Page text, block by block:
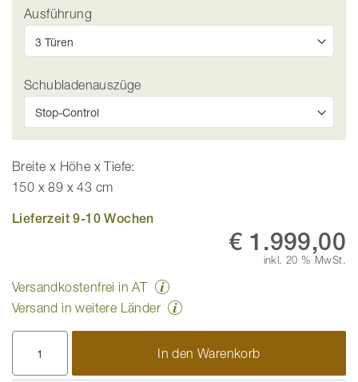
Ausführung
Schubladenauszüge
Breite x Höhe x Tiefe:
150 x 89 x 43 cm
Lieferzeit 9-10 Wochen
€ 1.999,00
inkl. 20 % MwSt.
Versandkostenfrei in AT
Versand in weitere Länder
In den Warenkorb